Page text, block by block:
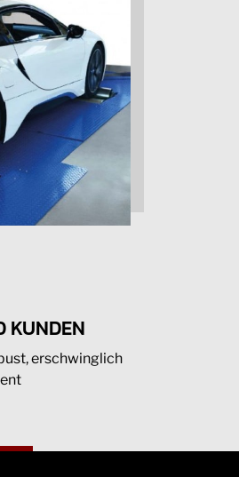
KUNDEN
erschwinglich